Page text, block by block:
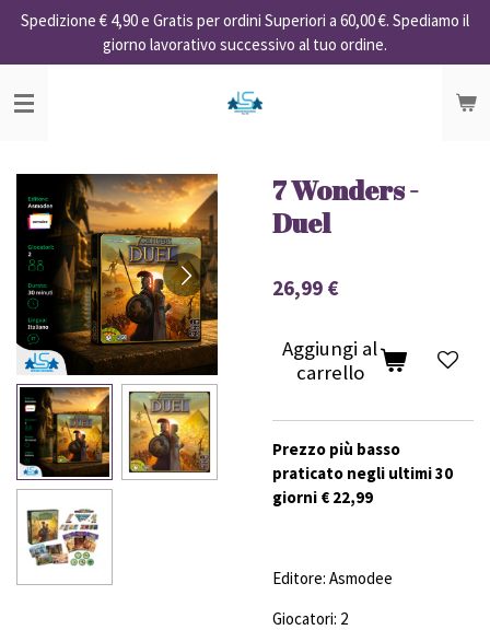
Vai
contenuto
principale
Spedizione € 4,90 e Gratis per ordini Superiori a 60,00 €. Spediamo il
giorno lavorativo successivo al tuo ordine.
7 Wonders -
Duel
26,99 €
Aggiungi al
carrello
Prezzo più basso
praticato negli ultimi 30
giorni € 22,99
Editore: Asmodee
Giocatori: 2